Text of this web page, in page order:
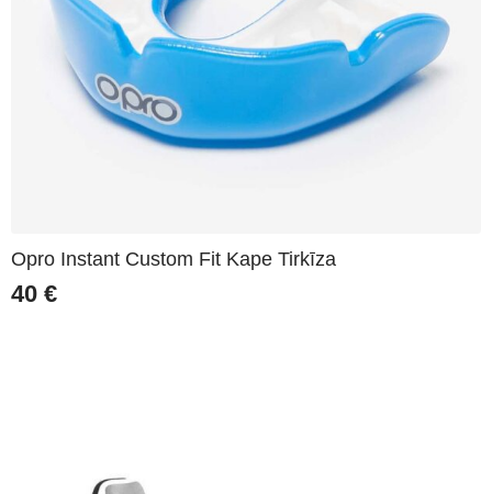
Opro Instant Custom Fit Kape Tirkīza
40 €